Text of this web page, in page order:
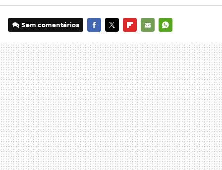
Sem comentários
MAIL